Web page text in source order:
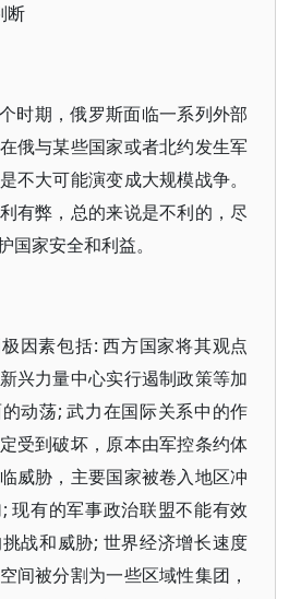
断
时期，俄罗斯面临一系列外部
俄与某些国家或者北约发生军
不大可能演变成大规模战争。
有弊，总的来说是不利的，尽
国家安全和利益。
因素包括: 西方国家将其观点
兴力量中心实行遏制政策等加
动荡; 武力在国际关系中的作
受到破坏，原本由军控条约体
威胁，主要国家被卷入地区冲
现有的军事政治联盟不能有效
战和威胁; 世界经济增长速度
间被分割为一些区域性集团，